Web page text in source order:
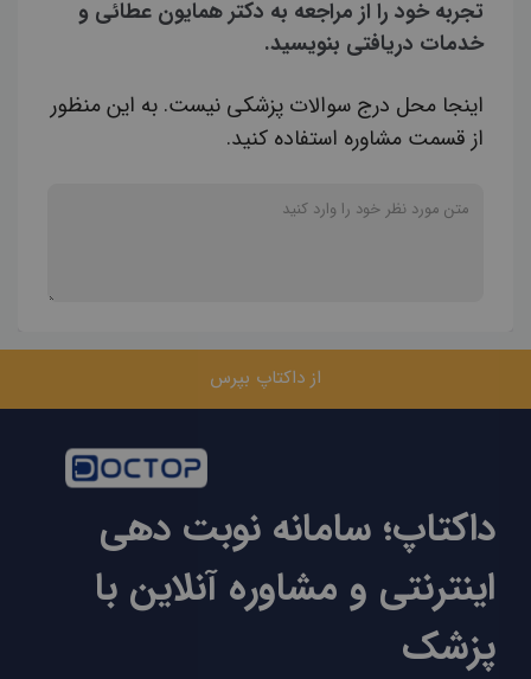
تجربه خود را از مراجعه به دکتر همایون عطائی و
خدمات دریافتی بنویسید.
اینجا محل درج سوالات پزشکی نیست. به این منظور
از قسمت مشاوره استفاده کنید.
از داکتاپ بپرس
داکتاپ؛ سامانه نوبت دهی
اینترنتی و مشاوره آنلاین با
پزشک